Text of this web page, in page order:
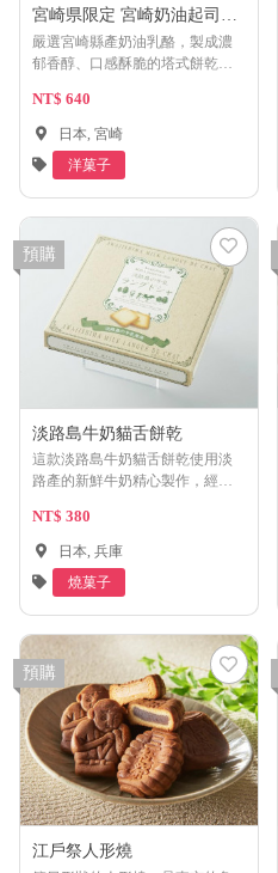
宮崎県限定 宮崎奶油起司餅
乾
嚴選宮崎縣產奶油乳酪，製成濃
郁香醇、口感酥脆的塔式餅乾。
與餅乾的酥脆。
NT$ 640
日本, 宮崎
洋菓子
預購
淡路島牛奶貓舌餅乾
這款淡路島牛奶貓舌餅乾使用淡
路產的新鮮牛奶精心製作，經過
軟口感。香濃的牛奶風味在口中
緩緩綻放，夾層中添加了絲滑的
白巧克力，為整體口感增添了豐
富的層次與香甜滋味。無論是與
來絕佳的美味享受。
NT$ 380
日本, 兵庫
燒菓子
預購
江戶祭人形燒